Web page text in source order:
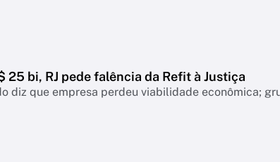
25 bi, RJ pede falência da Refit à Justiça
diz que empresa perdeu viabilidade econômica;